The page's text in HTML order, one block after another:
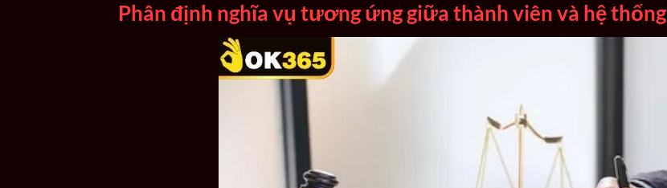
Phân định nghĩa vụ tương ứng giữa thành viên và hệ thống